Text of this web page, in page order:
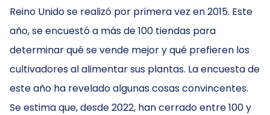
Reino Unido se realizó por primera vez en 2015. Este
año, se encuestó a más de 100 tiendas para
determinar qué se vende mejor y qué prefieren los
cultivadores al alimentar sus plantas. La encuesta de
este año ha revelado algunas cosas convincentes.
Se estima que, desde 2022, han cerrado entre 100 y